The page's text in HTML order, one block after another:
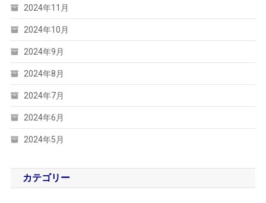
2024年11月
2024年10月
2024年9月
2024年8月
2024年7月
2024年6月
2024年5月
カテゴリー